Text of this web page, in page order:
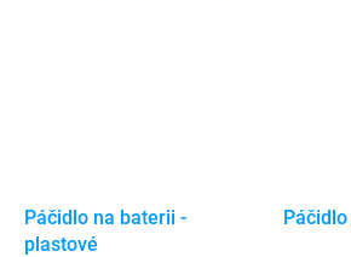
Páčidlo na baterii -
plastové